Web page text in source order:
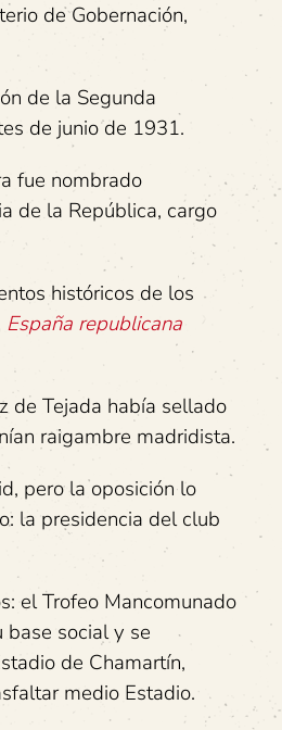
de Gobernación,
de la Segunda
de junio de 1931.
fue nombrado
de la República, cargo
históricos de los
España republicana
de Tejada había sellado
raigambre madridista.
pero la oposición lo
la presidencia del club
el Trofeo Mancomunado
social y se
de Chamartín,
medio Estadio.